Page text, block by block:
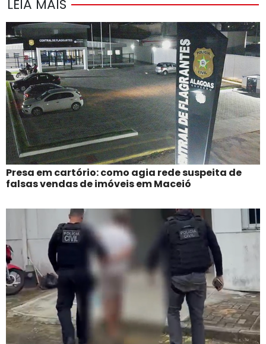
LEIA MAIS
Presa em cartório: como agia rede suspeita de
falsas vendas de imóveis em Maceió